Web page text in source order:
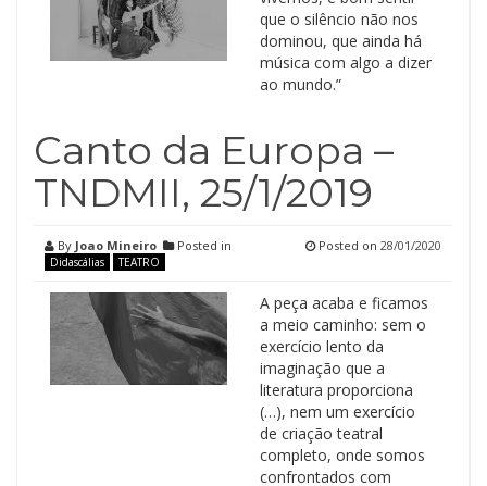
que o silêncio não nos
dominou, que ainda há
música com algo a dizer
ao mundo.”
Canto da Europa –
TNDMII, 25/1/2019
By Joao Mineiro Posted in
Didascálias TEATRO
Posted on 28/01/2020
A peça acaba e ficamos
a meio caminho: sem o
exercício lento da
imaginação que a
literatura proporciona
(…), nem um exercício
de criação teatral
completo, onde somos
confrontados com